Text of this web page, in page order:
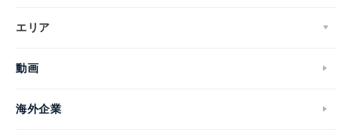
エリア
動画
海外企業